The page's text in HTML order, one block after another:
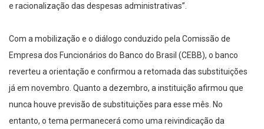
e racionalização das despesas administrativas”.
Com a mobilização e o diálogo conduzido pela Comissão de
Empresa dos Funcionários do Banco do Brasil (CEBB), o banco
reverteu a orientação e confirmou a retomada das substituições
já em novembro. Quanto a dezembro, a instituição afirmou que
nunca houve previsão de substituições para esse mês. No
entanto, o tema permanecerá como uma reivindicação da